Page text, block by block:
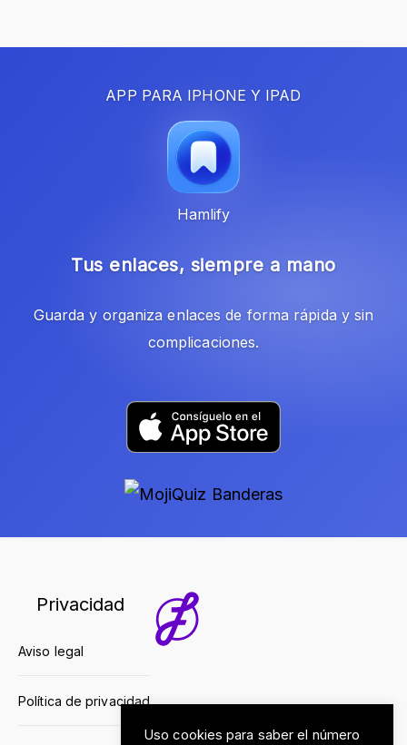
APP PARA IPHONE Y IPAD
Hamlify
Tus enlaces, siempre a mano
Guarda y organiza enlaces de forma rápida y sin
complicaciones.
Privacidad
Aviso legal
Política de privacidad
Uso cookies para saber el número